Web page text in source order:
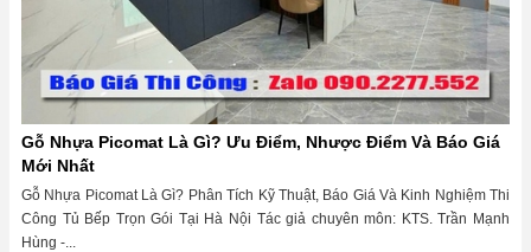
Gỗ Nhựa Picomat Là Gì? Ưu Điểm, Nhược Điểm Và Báo Giá
Mới Nhất
Gỗ Nhựa Picomat Là Gì? Phân Tích Kỹ Thuật, Báo Giá Và Kinh Nghiệm Thi
Công Tủ Bếp Trọn Gói Tại Hà Nội Tác giả chuyên môn: KTS. Trần Mạnh
Hùng -...